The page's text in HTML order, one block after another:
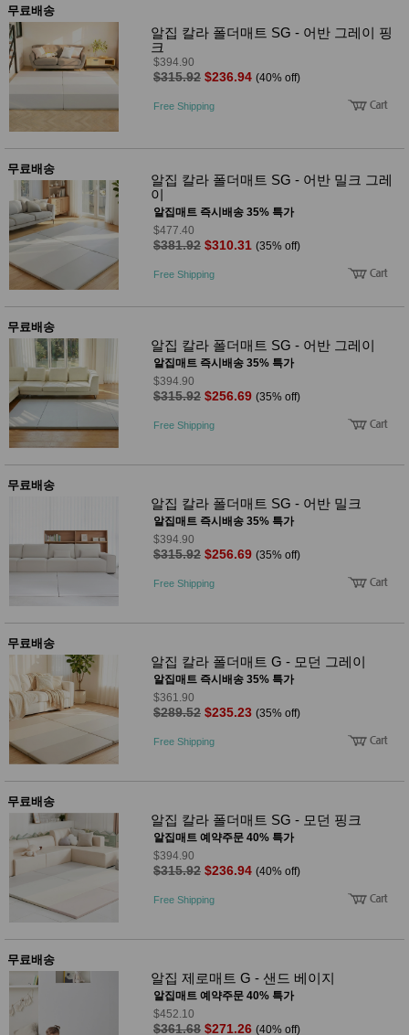
무료배송
알집 칼라 폴더매트 SG - 어반 그레이 핑
크
$394.90
$315.92 $236.94 (40% off)
Free Shipping
무료배송
알집 칼라 폴더매트 SG - 어반 밀크 그레
이
알집매트 즉시배송 35% 특가
$477.40
$381.92 $310.31 (35% off)
Free Shipping
무료배송
알집 칼라 폴더매트 SG - 어반 그레이
알집매트 즉시배송 35% 특가
$394.90
$315.92 $256.69 (35% off)
Free Shipping
무료배송
알집 칼라 폴더매트 SG - 어반 밀크
알집매트 즉시배송 35% 특가
$394.90
$315.92 $256.69 (35% off)
Free Shipping
무료배송
알집 칼라 폴더매트 G - 모던 그레이
알집매트 즉시배송 35% 특가
$361.90
$289.52 $235.23 (35% off)
Free Shipping
무료배송
알집 칼라 폴더매트 SG - 모던 핑크
알집매트 예약주문 40% 특가
$394.90
$315.92 $236.94 (40% off)
Free Shipping
무료배송
알집 제로매트 G - 샌드 베이지
알집매트 예약주문 40% 특가
$452.10
$361.68 $271.26 (40% off)